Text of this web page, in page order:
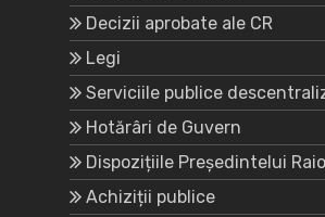
Decizii aprobate ale CR
Legi
Serviciile publice
Hotărâri de Guvern
Dispozițiile Președintelui
Achiziții publice